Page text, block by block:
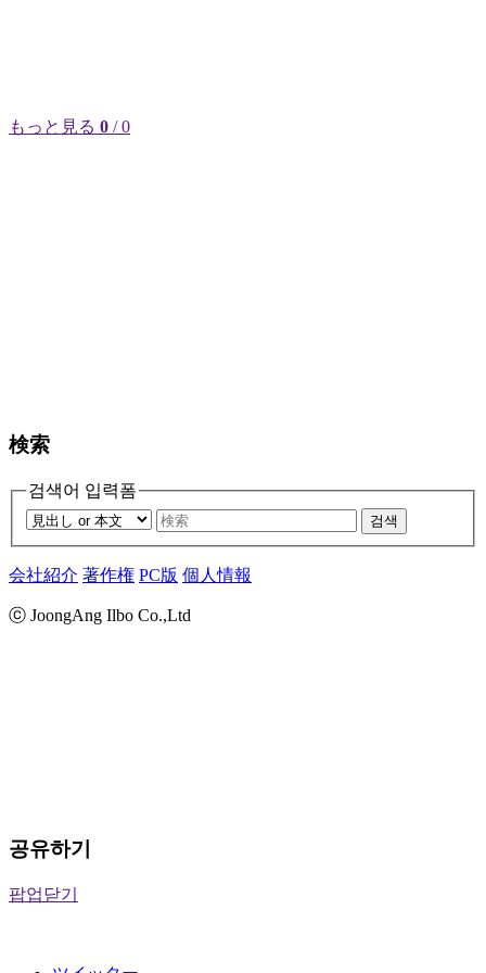
もっと見る 0 / 0
検索
검색어 입력폼
검색
会社紹介 著作権 PC版 個人情報
ⓒ JoongAng Ilbo Co.,Ltd
공유하기
팝업닫기